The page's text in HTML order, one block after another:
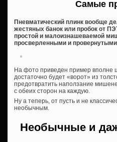
Самые
Пневматический плинк вообще
жестяных банок или пробок от
простой и малоизнашеваемой
просверленными и
На фото приведен пример вполне
достаточно будет «ворот» из
предотвратить наползание
с обеих сторон на каждую.
Ну а теперь, от пусть и не
необычным.
Необычные и